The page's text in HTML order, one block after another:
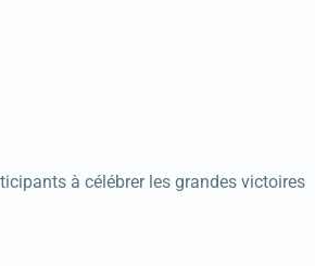
à célébrer les grandes victoires